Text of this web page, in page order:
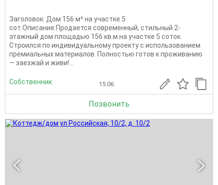
Заголовок: Дом 156 м² на участке 5
сот.Описание:Продается современный, стильный 2-
этажный дом площадью 156 кв.м на участке 5 соток.
Строился по индивидуальному проекту с использованием
премиальных материалов. Полностью готов к проживанию
— заезжай и живи!...
Собственник 15.06
Позвонить